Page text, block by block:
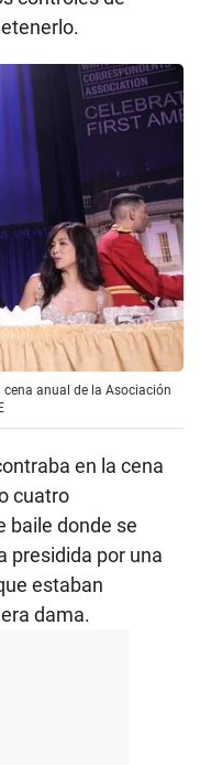
anual de la Asociación
en la cena
cuatro
baile donde se
presidida por una
estaban
dama.